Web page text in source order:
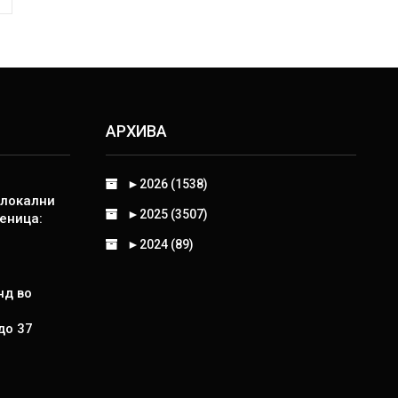
во
37
АРХИВА
► 2026 (1538)
► 2025 (3507)
► 2024 (89)